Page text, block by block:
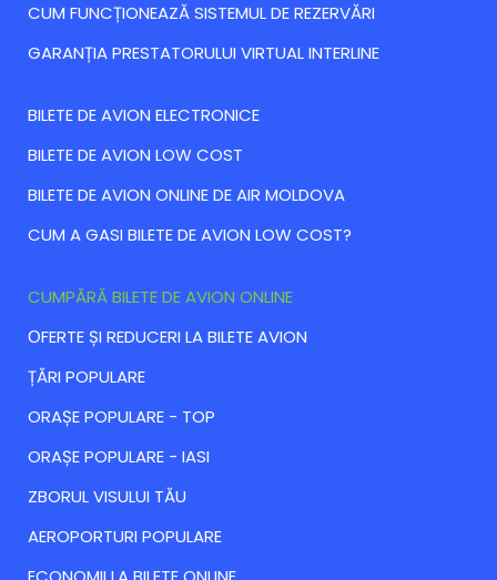
CUM FUNCȚIONEAZĂ SISTEMUL DE REZERVĂRI
GARANȚIA PRESTATORULUI VIRTUAL INTERLINE
BILETE DE AVION ELECTRONICE
BILETE DE AVION LOW COST
BILETE DE AVION ONLINE DE AIR MOLDOVA
CUM A GASI BILETE DE AVION LOW COST?
CUMPĂRĂ BILETE DE AVION ONLINE
ОFERTE ȘI REDUCERI LA BILETE AVION
ȚĂRI POPULARE
ORAȘE POPULARE - TOP
ORAȘE POPULARE - IASI
ZBORUL VISULUI TĂU
AEROPORTURI POPULARE